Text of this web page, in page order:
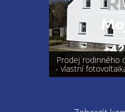
Prodej rodinného
- vlastní